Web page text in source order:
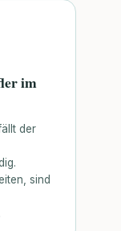
im
der
sind